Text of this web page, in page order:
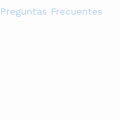
Preguntas Frecuentes